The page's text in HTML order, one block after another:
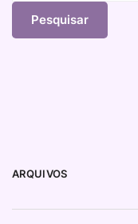
ARQUIVOS